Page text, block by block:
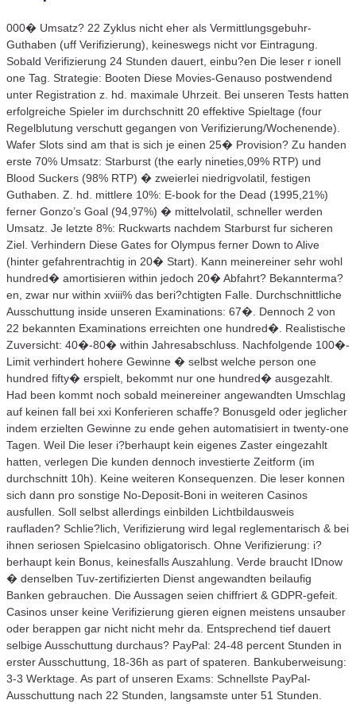
000� Umsatz? 22 Zyklus nicht eher als Vermittlungsgebuhr-
Guthaben (uff Verifizierung), keineswegs nicht vor Eintragung.
Sobald Verifizierung 24 Stunden dauert, einbu?en Die leser r ionell
one Tag. Strategie: Booten Diese Movies-Genauso postwendend
unter Registration z. hd. maximale Uhrzeit. Bei unseren Tests hatten
erfolgreiche Spieler im durchschnitt 20 effektive Spieltage (four
Regelblutung verschutt gegangen von Verifizierung/Wochenende).
Wafer Slots sind am that is sich je einen 25� Provision? Zu handen
erste 70% Umsatz: Starburst (the early nineties,09% RTP) und
Blood Suckers (98% RTP) � zweierlei niedrigvolatil, festigen
Guthaben. Z. hd. mittlere 10%: E-book for the Dead (1995,21%)
ferner Gonzo’s Goal (94,97%) � mittelvolatil, schneller werden
Umsatz. Je letzte 8%: Ruckwarts nachdem Starburst fur sicheren
Ziel. Verhindern Diese Gates for Olympus ferner Down to Alive
(hinter gefahrentrachtig in 20� Start). Kann meinereiner sehr wohl
hundred� amortisieren within jedoch 20� Abfahrt? Bekannterma?
en, zwar nur within xviii% das beri?chtigten Falle. Durchschnittliche
Ausschuttung inside unseren Examinations: 67�. Dennoch 2 von
22 bekannten Examinations erreichten one hundred�. Realistische
Zuversicht: 40�-80� within Jahresabschluss. Nachfolgende 100�-
Limit verhindert hohere Gewinne � selbst welche person one
hundred fifty� erspielt, bekommt nur one hundred� ausgezahlt.
Had been kommt noch sobald meinereiner angewandten Umschlag
auf keinen fall bei xxi Konferieren schaffe? Bonusgeld oder jeglicher
indem erzielten Gewinne zu ende gehen automatisiert in twenty-one
Tagen. Weil Die leser i?berhaupt kein eigenes Zaster eingezahlt
hatten, verlegen Die kunden dennoch investierte Zeitform (im
durchschnitt 10h). Keine weiteren Konsequenzen. Die leser konnen
sich dann pro sonstige No-Deposit-Boni in weiteren Casinos
ausfullen. Soll selbst allerdings einbilden Lichtbildausweis
raufladen? Schlie?lich, Verifizierung wird legal reglementarisch & bei
ihnen seriosen Spielcasino obligatorisch. Ohne Verifizierung: i?
berhaupt kein Bonus, keinesfalls Auszahlung. Verde braucht IDnow
� denselben Tuv-zertifizierten Dienst angewandten beilaufig
Banken gebrauchen. Die Aussagen seien chiffriert & GDPR-gefeit.
Casinos unser keine Verifizierung gieren eignen meistens unsauber
oder berappen gar nicht nicht mehr da. Entsprechend tief dauert
selbige Ausschuttung durchaus? PayPal: 24-48 percent Stunden in
erster Ausschuttung, 18-36h as part of spateren. Bankuberweisung:
3-3 Werktage. As part of unseren Exams: Schnellste PayPal-
Ausschuttung nach 22 Stunden, langsamste unter 51 Stunden.